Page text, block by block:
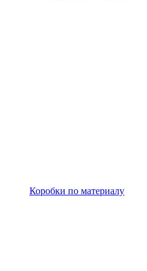
Коробки по материалу